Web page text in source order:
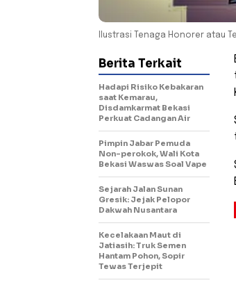
Ilustrasi Tenaga Honorer atau
Berita Terkait
Hadapi Risiko Kebakaran
saat Kemarau,
Disdamkarmat Bekasi
Perkuat Cadangan Air
Pimpin Jabar Pemuda
Non-perokok, Wali Kota
Bekasi Waswas Soal Vape
Sejarah Jalan Sunan
Gresik: Jejak Pelopor
Dakwah Nusantara
Kecelakaan Maut di
Jatiasih: Truk Semen
Hantam Pohon, Sopir
Tewas Terjepit